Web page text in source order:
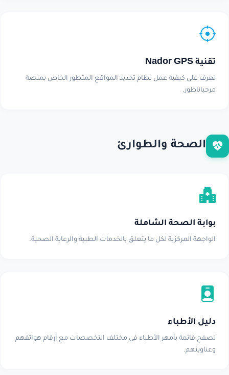
تقنية Nador GPS
تعرف على كيفية عمل نظام تحديد المواقع المتطور الخاص بمنصة
مرحباناظور.
الصحة والطوارئ
بوابة الصحة الشاملة
الواجهة المركزية لكل ما يتعلق بالخدمات الطبية والرعاية الصحية.
دليل الأطباء
تصفح قائمة بأمهر الأطباء في مختلف التخصصات مع أرقام هواتفهم
وعناوينهم.